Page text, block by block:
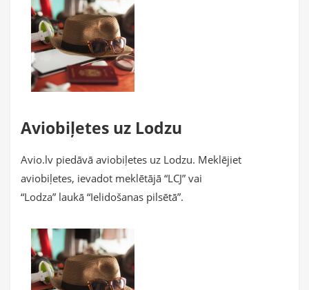
Aviobiļetes uz Lodzu
Avio.lv piedāvā aviobiļetes uz Lodzu. Meklējiet
aviobiļetes, ievadot meklētājā “LCJ” vai
“Lodza” laukā “Ielidošanas pilsētā”.